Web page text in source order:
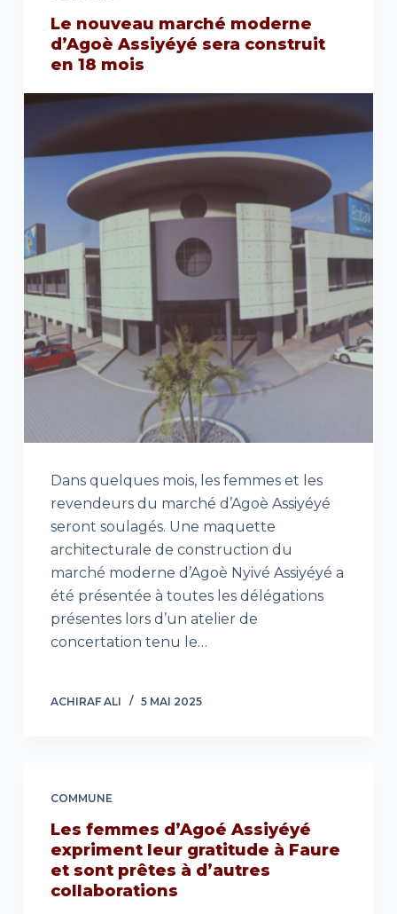
Le nouveau marché moderne
d’Agoè Assiyéyé sera construit
en 18 mois
Dans quelques mois, les femmes et les
revendeurs du marché d’Agoè Assiyéyé
seront soulagés. Une maquette
architecturale de construction du
marché moderne d’Agoè Nyivé Assiyéyé a
été présentée à toutes les délégations
présentes lors d’un atelier de
concertation tenu le…
ACHIRAF ALI 5 MAI 2025
COMMUNE
Les femmes d’Agoé Assiyéyé
expriment leur gratitude à Faure
et sont prêtes à d’autres
collaborations